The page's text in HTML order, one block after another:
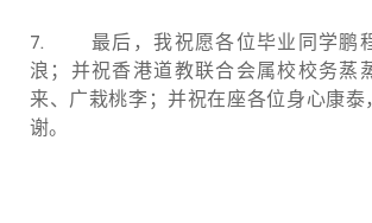
7.
最后，我祝愿各位毕业同学鹏
浪；并祝香港道教联合会属校校务蒸
来、广栽桃李；并祝在座各位身心康泰
谢。